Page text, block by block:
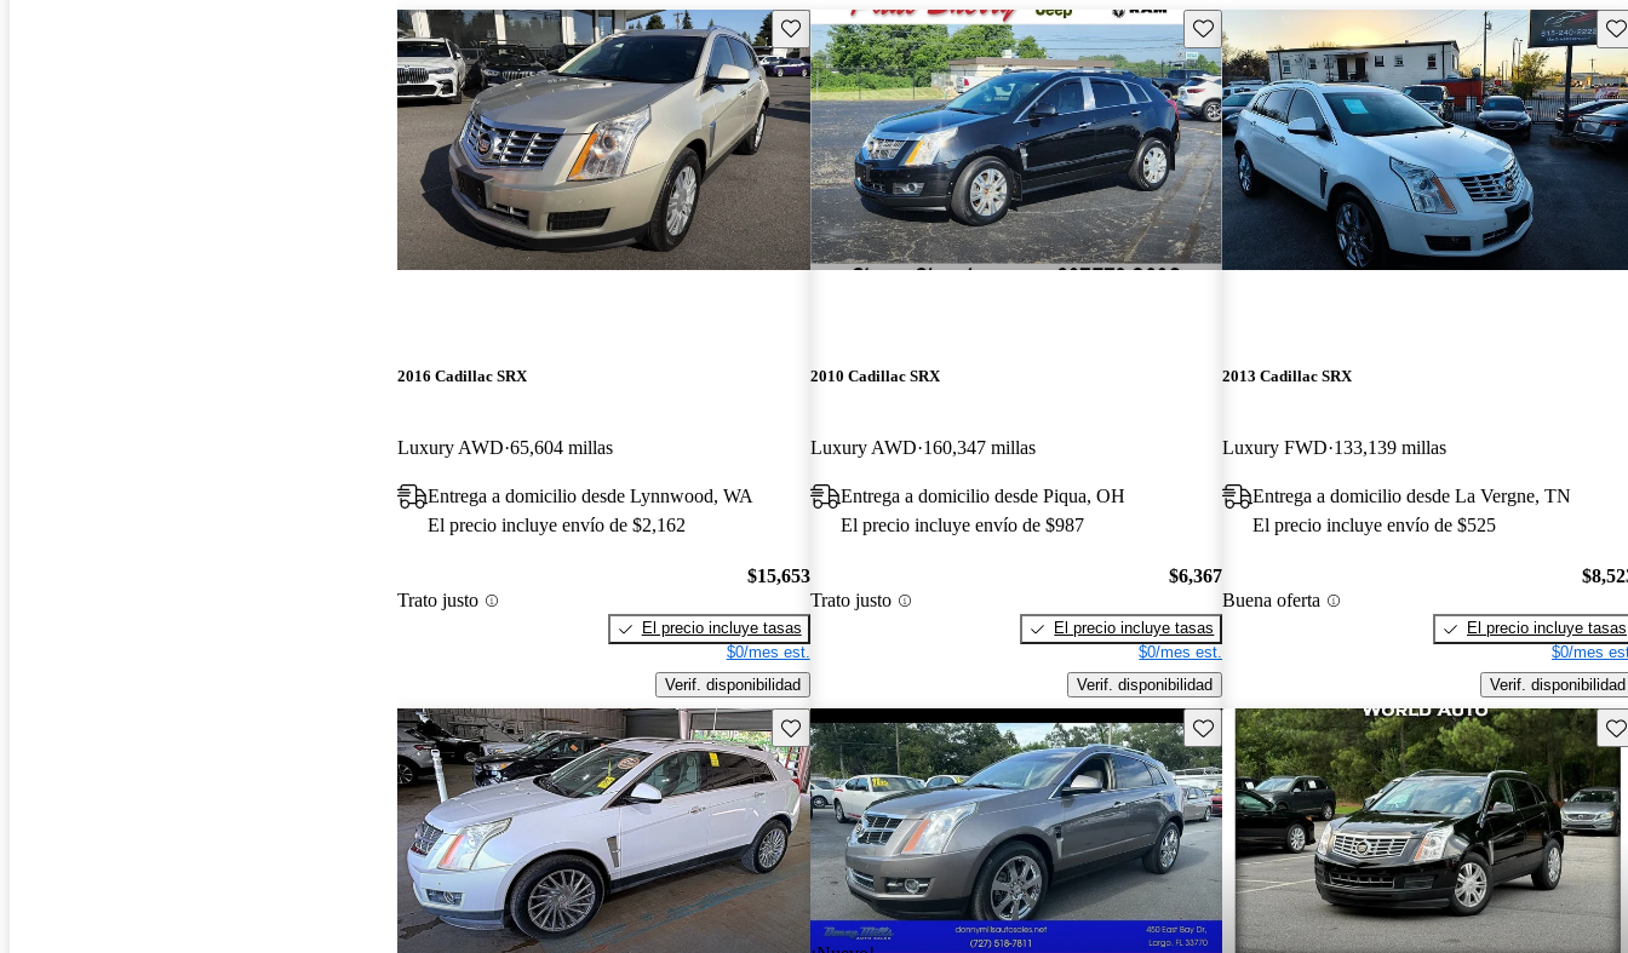
Guarda este Aviso
2016 Cadillac SRX
Luxury AWD 65,604 millas
Entrega a domicilio desde Lynnwood, WA
El precio incluye envío de $2,162
Trato justo
$15,653
El precio incluye tasas
$0/mes est.
Verif. disponibilidad
Guarda este Aviso
2010 Cadillac SRX
Luxury AWD 160,347 millas
Entrega a domicilio desde Piqua, OH
El precio incluye envío de $987
Trato justo
$6,367
El precio incluye tasas
$0/mes est.
Verif. disponibilidad
2013 Cadillac SRX
Luxury FWD 133,139 millas
Entrega a domicilio desde La Vergne, TN
El precio incluye envío de $525
Buena oferta
El precio incluye tasas
$0/mes
Verif. disponibilidad
Guarda este Aviso Guarda este Aviso